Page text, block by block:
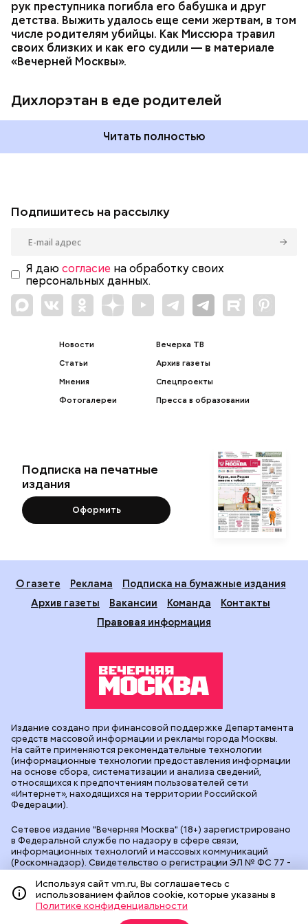
рук преступника погибла его бабушка и друг
детства. Выжить удалось еще семи жертвам, в том
числе родителям убийцы. Как Миссюра травил
своих близких и как его судили — в материале
«Вечерней Москвы».
Дихлорэтан в еде родителей
Читать полностью
Подпишитесь на рассылку
Я даю согласие на обработку своих
персональных данных.
Новости
Статьи
Мнения
Фотогалереи
Вечерка ТВ
Архив газеты
Спецпроекты
Пресса в образовании
Подписка на печатные
издания
Оформить
О газете Реклама
Подписка на бумажные издания
Архив газеты
Вакансии Команда
Контакты
Правовая информация
Сетевое издание "Вечерняя Москва" (18+) зарегистрировано
в Федеральной службе по надзору в сфере связи,
информационных технологий и массовых коммуникаций
(Роскомнадзор). Свидетельство о регистрации ЭЛ № ФС 77 -
90524 от 09.12.2025. Учредитель: АО "Редакция газеты
"Вечерняя Москва". Главный редакторvm.ru: Александр
Геннадьевич Глуходедов. Адрес редакции: 127015, г.Москва,
Бумажный пр-д, д. 14, стр. 2. Телефон:+7(499)557-04-24
. Почта для связи с редакцией сайта:
Издание создано при финансовой поддержке Департамента
средств массовой информации и рекламы города Москвы.
На сайте применяются рекомендательные технологии
(информационные технологии предоставления информации
на основе сбора, систематизации и анализа сведений,
относящихся к предпочтениям пользователей сети
«Интернет», находящихся на территории Российской
Федерации).
Используя сайт vm.ru, Вы соглашаетесь с
использованием файлов cookie, которые указаны в
Политике конфиденциальности